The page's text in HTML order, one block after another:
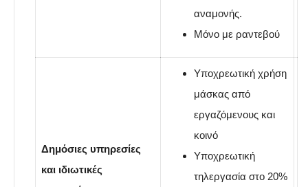
αναμονής.
Μόνο με ραντεβού
Δημόσιες υπηρεσίες
και ιδιωτικές
Υποχρεωτική χρήση
μάσκας από
εργαζόμενους και
κοινό
Υποχρεωτική
τηλεργασία στο 20%